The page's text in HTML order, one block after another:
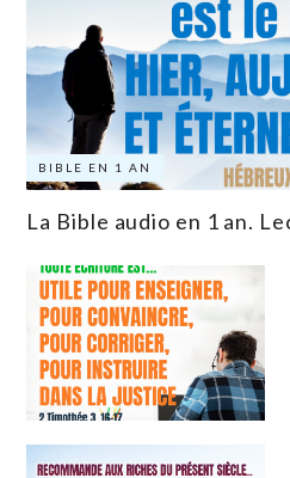
BIBLE EN 1 AN
La Bible audio en 1 an.